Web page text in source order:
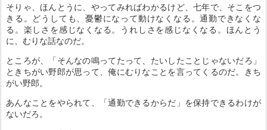
そりゃ、ほんとうに、やってみればわかるけど、七年で、そこをつ
きる。どうしても、憂鬱になって動けなくなる。通勤できなくな
る。楽しさを感じなくなる。うれしさを感じなくなる。ほんとう
に、むりな話なのだ。
ところが、「そんなの鳴ってたって、たいしたことじゃないだろ」
ときちがい野郎が思って、俺にむりなことを言ってくるのだ。きち
がい野郎。
あんなことをやられて、「通勤できるからだ」を保持できるわけが
ないだろ。